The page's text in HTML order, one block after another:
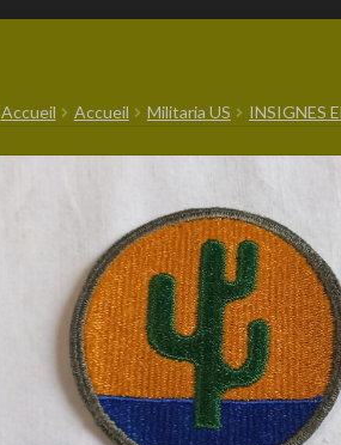
Accueil Accueil Militaria US INSIGNES